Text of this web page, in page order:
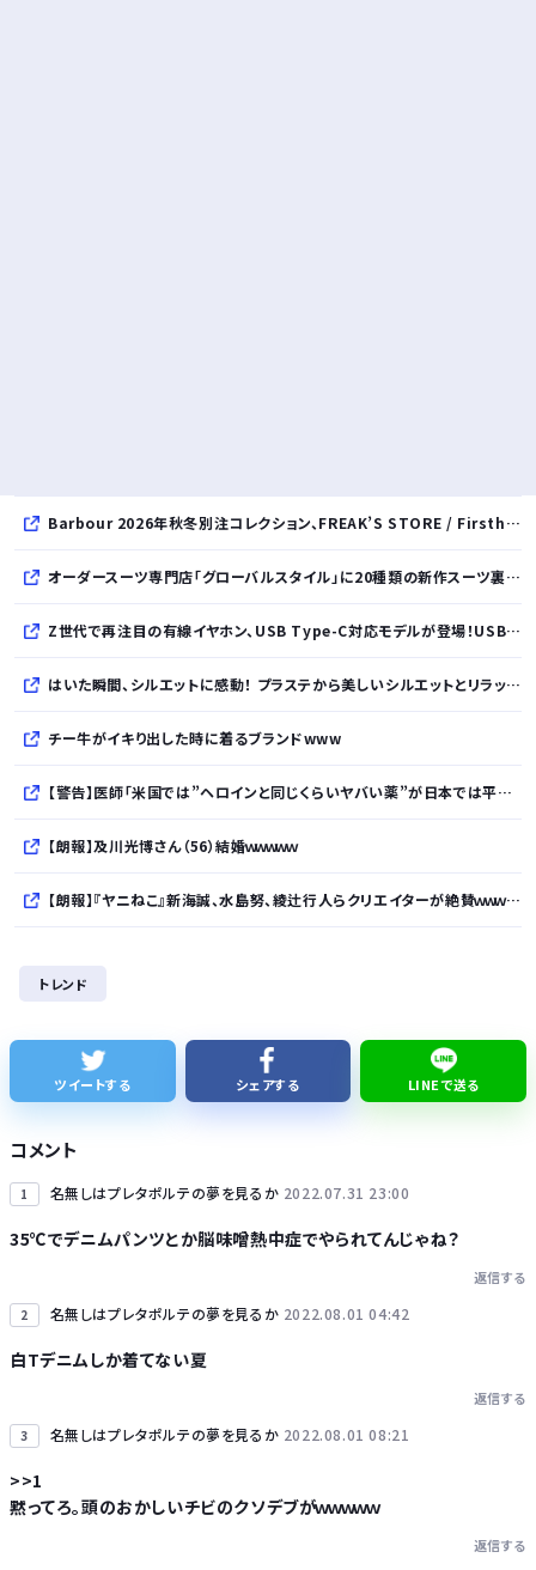
Barbour 2026年秋冬別注コレクション、FREAK’S STORE / Firsthand / Freadaから登場
オーダースーツ専門店「グローバルスタイル」に20種類の新作スーツ裏地が登場！おしゃれな花柄・サッカーボール・フラミンゴ・虎・フラガール・リゾート柄など豊富！
Z世代で再注目の有線イヤホン、USB Type-C対応モデルが登場！USB-A変換アダプター付属で幅広いデバイスに対応
はいた瞬間、シルエットに感動！ プラステから美しいシルエットとリラックス感を両立したタックワイドパンツが登場
チー牛がイキり出した時に着るブランドwww
【警告】医師「米国では”ヘロインと同じくらいヤバい薬”が日本では平気で処方されてる」
【朗報】及川光博さん（56）結婚ｗｗｗｗｗ
【朗報】『ヤニねこ』新海誠、水島努、綾辻行人らクリエイターが絶賛ｗｗｗｗｗｗｗｗｗ
シカ「ヒマワリ全部喰った」 郡山布引風の高原まつり中止
トレンド
ツイートする シェアする LINEで送る
コメント
1 名無しはプレタポルテの夢を見るか 2022.07.31 23:00
35℃でデニムパンツとか脳味噌熱中症でやられてんじゃね？
返信する
2 名無しはプレタポルテの夢を見るか 2022.08.01 04:42
白Tデニムしか着てない夏
返信する
3 名無しはプレタポルテの夢を見るか 2022.08.01 08:21
>>1
黙ってろ。頭のおかしいチビのクソデブがｗｗｗｗｗ
返信する